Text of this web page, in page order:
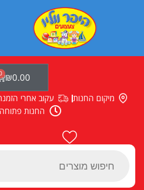
Products
₪0.00
מיקום החנות עקוב אחרי
החנות פתוחה עד